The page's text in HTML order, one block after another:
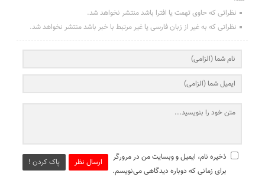
نظراتی که حاوی تهمت یا افترا باشد منتشر نخواهد شد.
نظراتی که به غیر از زبان فارسی یا غیر مرتبط با خبر باشد منتشر نخواهد شد.
ارسال نظر پاک کردن !
ذخیره نام، ایمیل و وبسایت من در مرورگر
برای زمانی که دوباره دیدگاهی می‌نویسم.